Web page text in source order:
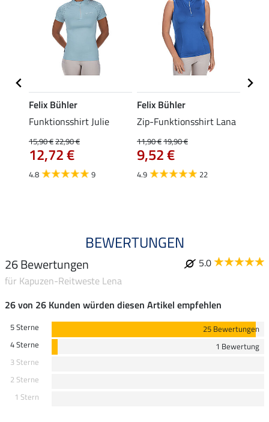
Felix Bühler
Funktionsshirt Julie
15,90 €22,90 €
12,72 €
4.8 9
Felix Bühler
Zip-Funktionsshirt Lana
11,90 €19,90 €
9,52 €
4.9 22
BEWERTUNGEN
26 Bewertungen
5.0
für Kapuzen-Reitweste Lena
26 von 26 Kunden würden diesen Artikel empfehlen
5 Sterne
25 Bewertungen
4 Sterne
1 Bewertung
3 Sterne
2 Sterne
1 Stern